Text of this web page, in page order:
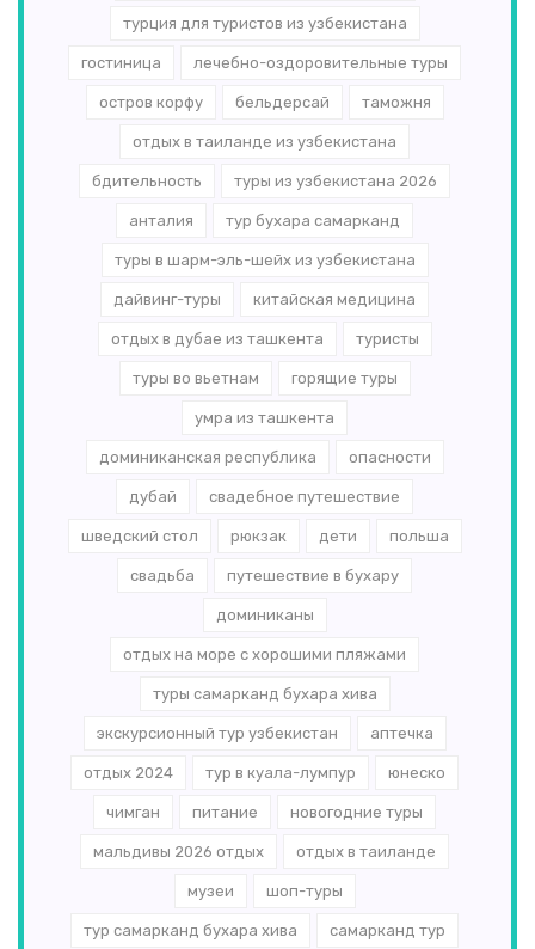
турция для туристов из узбекистана
гостиница лечебно-оздоровительные туры
остров корфу бельдерсай таможня
отдых в таиланде из узбекистана
бдительность туры из узбекистана 2026
анталия тур бухара самарканд
туры в шарм-эль-шейх из узбекистана
дайвинг-туры китайская медицина
отдых в дубае из ташкента туристы
туры во вьетнам горящие туры
умра из ташкента
доминиканская республика опасности
дубай свадебное путешествие
шведский стол рюкзак дети польша
свадьба путешествие в бухару
доминиканы
отдых на море с хорошими пляжами
туры самарканд бухара хива
экскурсионный тур узбекистан аптечка
отдых 2024 тур в куала-лумпур юнеско
чимган питание новогодние туры
мальдивы 2026 отдых отдых в таиланде
музеи шоп-туры
тур самарканд бухара хива самарканд тур